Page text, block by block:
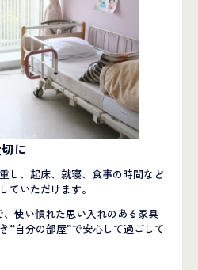
に
し、起床、就寝、食事の時間など
ていただけます。
使い慣れた思い入れのある家具
“自分の部屋”で安心して過ごして